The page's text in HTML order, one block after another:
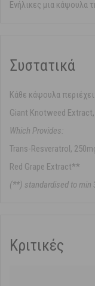
Ενήλικες μια κάψουλα
Συστατικά
Κάθε κάψουλα περιέχει:
Giant Knotweed
Which Provides:
Trans-Resveratrol,
Red Grape Extract**
(**) standardised to min
Κριτικές